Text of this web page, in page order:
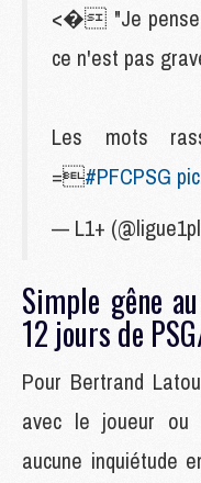
<� "Je pense
ce n'est pas
Les mots
=#PFCPSG
— L1+
Simple gêne
12 jours de
Pour Bertrand
avec le joueur
aucune inquiétude